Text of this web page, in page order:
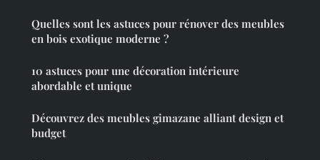
Quelles sont les astuces pour rénover des meubles
en bois exotique moderne ?
10 astuces pour une décoration intérieure
abordable et unique
Découvrez des meubles gimazane alliant design et
budget